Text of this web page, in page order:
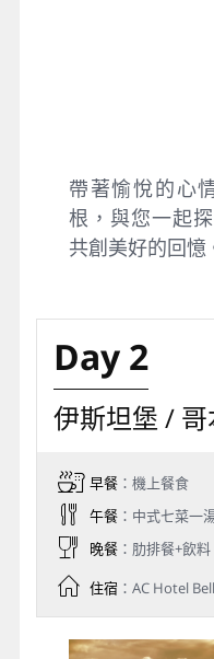
帶著愉悅的心
根，與您一起
共創美好的回憶
Day 2
伊斯坦堡 /
早餐：機上餐食
午餐：中式七菜一
晚餐：肋排餐+飲料
住宿：AC Hotel